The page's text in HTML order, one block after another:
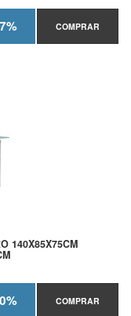
COMPRAR
140X85X75CM
COMPRAR